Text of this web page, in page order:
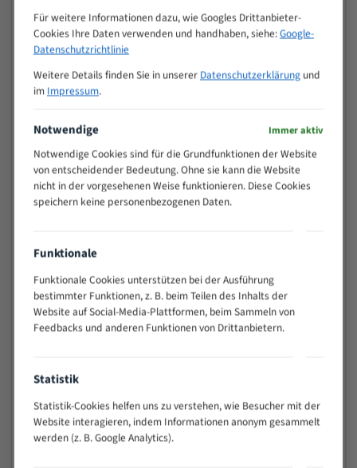
M (mm)
Zähne pro
Zoll (ZpZ))
>
10/14
15 - 40
8/12
25 - 50
35 - 70
80 - 180
3/4
130 -
350
2/3
200 -
> 500
0,75/1,25
Vorteile:
Widerstandsfähig gegen Zahnbruch auch bei
schwierigen Werkstücken (Materialmischung,
wechselnde Verbindungslängen)
Sehr geringe Vibration
Für weitere Informationen dazu, wie Googles Drittanbieter-
Cookies Ihre Daten verwenden und handhaben, siehe:Google-
Datenschutzrichtlinie
Weitere Details finden Sie in unserer Datenschutzerklärungund
im Impressum.
Notwendige Immer aktiv
Notwendige Cookies sind für die Grundfunktionen der Website
von entscheidender Bedeutung. Ohne sie kann die Website
nicht in der vorgesehenen Weise funktionieren. Diese Cookies
speichern keine personenbezogenen Daten.
Funktionale
Funktionale Cookies unterstützen bei der Ausführung
bestimmter Funktionen, z. B. beim Teilen des Inhalts der
Website auf Social-Media-Plattformen, beim Sammeln von
Feedbacks und anderen Funktionen von Drittanbietern.
Statistik
Statistik-Cookies helfen uns zu verstehen, wie Besucher mit der
Website interagieren, indem Informationen anonym gesammelt
werden (z. B. Google Analytics).